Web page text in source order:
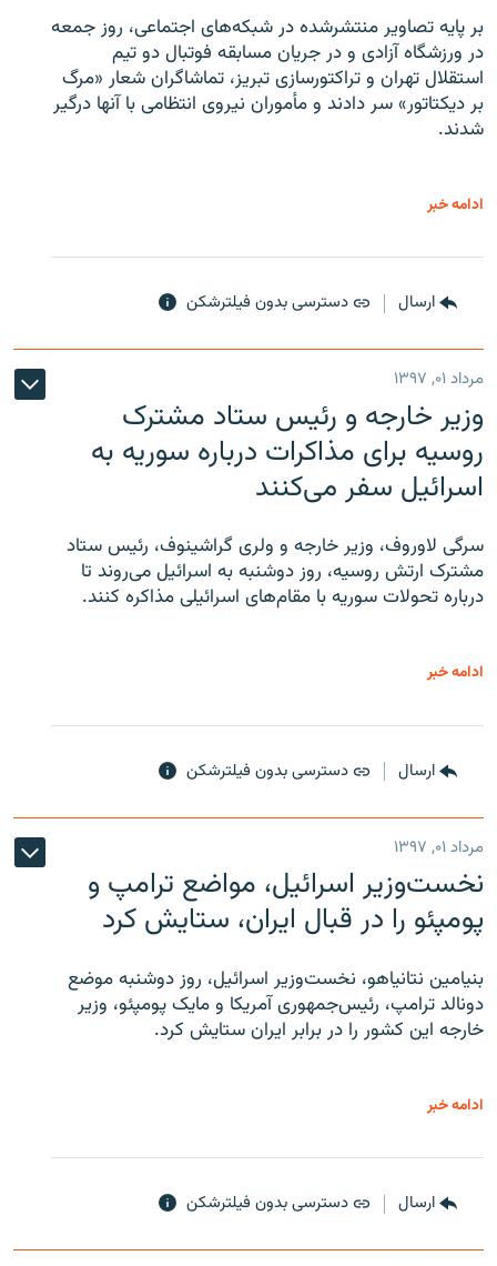
بر پایه تصاویر منتشرشده در شبکه‌های اجتماعی، روز جمعه
در ورزشگاه آزادی و در جریان مسابقه فوتبال دو تیم
استقلال تهران و تراکتورسازی تبریز، تماشاگران شعار «مرگ
بر دیکتاتور» سر دادند و مأموران نیروی انتظامی با آنها درگیر
شدند.
ادامه خبر
ارسال دسترسی بدون فیلترشکن
مرداد ۰۱, ۱۳۹۷
وزیر خارجه و رئیس‌ ستاد مشترک
روسیه برای مذاکرات درباره سوریه به
اسرائیل سفر می‌کنند
سرگی لاوروف، وزیر خارجه و ولری گراشینوف، رئیس ستاد
مشترک ارتش روسیه، روز دوشنبه به اسرائیل می‌روند تا
درباره تحولات سوریه با مقام‌های اسرائیلی مذاکره کنند.
ادامه خبر
ارسال دسترسی بدون فیلترشکن
مرداد ۰۱, ۱۳۹۷
نخست‌وزیر اسرائیل، مواضع ترامپ و
پومپئو را در قبال ایران، ستایش کرد
بنیامین نتانیاهو، نخست‌وزیر اسرائیل، روز دوشنبه موضع
دونالد ترامپ، رئیس‌جمهوری آمریکا و مایک پومپئو، وزیر
خارجه این کشور را در برابر ایران ستایش کرد.
ادامه خبر
ارسال دسترسی بدون فیلترشکن